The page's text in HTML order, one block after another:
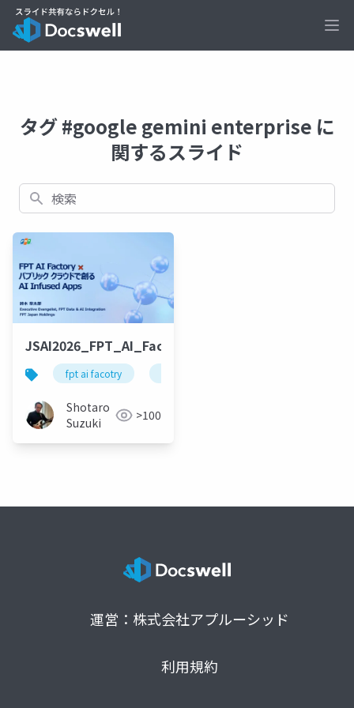
タグ #google gemini enterprise に
関するスライド
検索
JSAI2026_FPT_AI_Factory_v3
fpt ai facotry
Shotaro
Suzuki
>100
運営：株式会社アプルーシッド
利用規約